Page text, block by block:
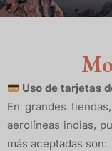
Uso de tarjetas
En grandes
aerolíneas indias,
más aceptadas son: